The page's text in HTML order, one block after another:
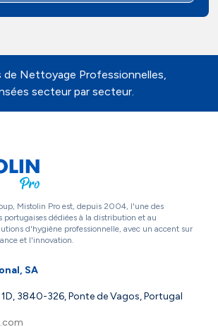
de Nettoyage Professionnelles,
secteur par secteur.
Mistolin Pro est, depuis 2004, l'une des
portugaises dédiées à la distribution et au
d'hygiène professionnelle, avec un accent sur
et l'innovation.
SA
1D, 3840-326, Ponte de Vagos, Portugal